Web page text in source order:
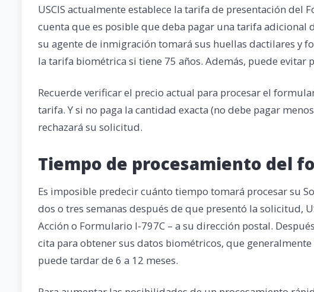
USCIS actualmente establece la tarifa de presentación del
cuenta que es posible que deba pagar una tarifa adicional
su agente de inmigración tomará sus huellas dactilares y
la tarifa biométrica si tiene 75 años. Además, puede evitar
Recuerde verificar el precio actual para procesar el
tarifa. Y si no paga la cantidad exacta (no debe pagar
rechazará su solicitud.
Tiempo de procesamiento del
Es imposible predecir cuánto tiempo tomará procesar su
dos o tres semanas después de que presentó la solicitud,
Acción o Formulario I-797C – a su dirección postal.
cita para obtener sus datos biométricos, que generalmente
puede tardar de 6 a 12 meses.